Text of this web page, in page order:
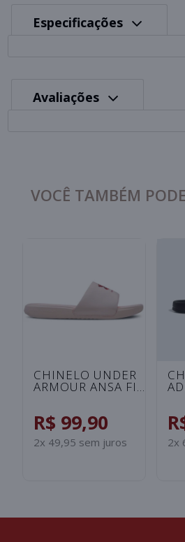
Especificações
Avaliações
VOCÊ TAMBÉM
CHINELO UNDER
ARMOUR ANSA FIX
R$ 99,90
2x 49,95 sem juros 2x